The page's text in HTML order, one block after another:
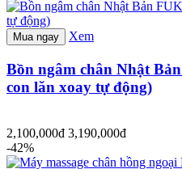
Mua ngay Xem
Bồn ngâm chân Nhật
con lăn xoay tự động)
2,100,000đ 3,190,000đ
-42%